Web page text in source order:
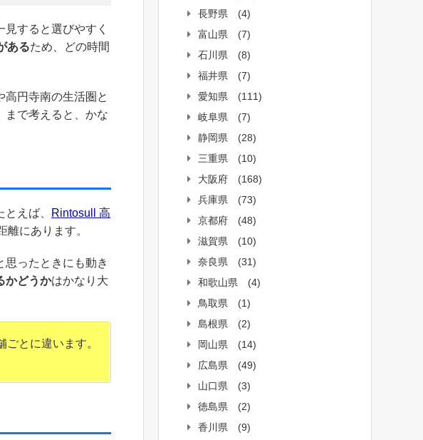
すると選びやすく
あるため、どの時間
円寺南の生活圏と
まで考えると、かな
えば、
Rintosull 高
離にあります。
ったときにも動き
かどうかはかなり大
とに違います。
長野県
(4)
富山県
(7)
石川県
(8)
福井県
(7)
愛知県
(111)
岐阜県
(7)
静岡県
(28)
三重県
(10)
大阪府
(168)
兵庫県
(73)
京都府
(48)
滋賀県
(10)
奈良県
(31)
和歌山県
(4)
鳥取県
(1)
島根県
(2)
岡山県
(14)
広島県
(49)
山口県
(3)
徳島県
(2)
香川県
(9)